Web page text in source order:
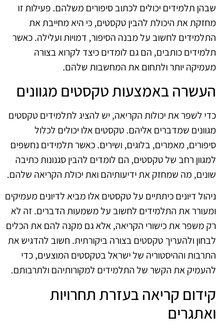
שבהן תלמידים יכולים לכתוב סיפורים משלהם. פעילות זו
מחזקת את היכולת להבין טקסטים, כי היא מחייבת את
התלמידים לחשוב על מבנה הסיפור, דמויות ועלילה. כאשר
תלמידים כותבים, הם גם לומדים כיצד לקרוא בצורה
מעמיקה יותר ולתחום את המחשבות שלהם.
העשרה באמצעות טקסטים מגוונים
כדי לשפר את יכולות הקריאה, יש להציג לתלמידים טקסטים
מגוונים שמדברים אליהם. טקסטים אלו יכולים לכלול
סיפורים, מאמרים, בלוגים, ושירים. כאשר תלמידים נחשפים
למגוון רחב של טקסטים, הם לומדים להבין סגנונות כתיבה
שונים, מה שמחזק את ידיעותיהם ואת יכולת הקריאה שלהם.
ניהול דיונים כיתתיים על טקסטים אלו מביא לדיונים מעמיקים
ומעורר את התלמידים לחשוב על משמעות הדברים. זה לא
רק משפר את כישורי הקריאה, אלא גם מקנה להם את הכלים
לבחון ולהעריך טקסטים בצורה ביקורתית. חשוב להדגיש את
התרבות וההיסטוריה של ישראל בטקסטים המוצעים, כדי
להעמיק את הקשר של התלמידים למקורותיהם ולתרבותם.
קידום קריאה בעזרת תחרויות
ואתגרים